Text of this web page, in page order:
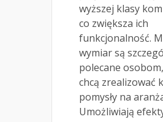
wyższej klasy
co zwiększa ich
funkcjonalność.
wymiar są
polecane
chcą zrealizować
pomysły na
Umożliwiają